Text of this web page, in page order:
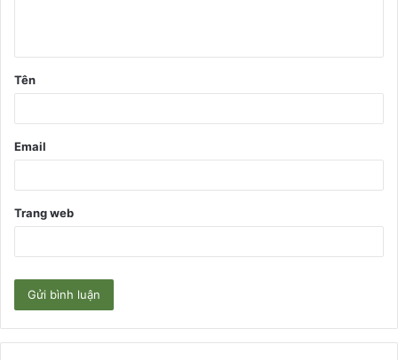
ậ
n
Tên
Email
Trang web